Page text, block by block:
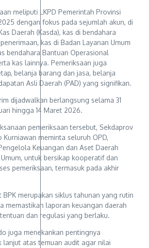
meliputi LKPD Pemerintah Provinsi
dengan fokus pada sejumlah akun, di
Daerah (Kasda), kas di bendahara
kas di Badan Layanan Umum
bendahara Bantuan Operasional
kas lainnya. Pemeriksaan juga
belanja barang dan jasa, belanja
Asli Daerah (PAD) yang signifikan.
dijadwalkan berlangsung selama 31
hingga 14 Maret 2026.
pemeriksaan tersebut, Sekdaprov
Kurniawan meminta seluruh OPD,
Keuangan dan Aset Daerah
Umum, untuk bersikap kooperatif dan
pemeriksaan, termasuk pada akhir
BPK merupakan siklus tahunan yang rutin
memastikan laporan keuangan daerah
dan regulasi yang berlaku.
juga menekankan pentingnya
lanjut atas temuan audit agar nilai